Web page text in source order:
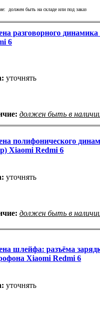
должен быть на складе или под заказ
разговорного
6
уточнять
должен быть в
полифонического
Xiaomi Redmi 6
уточнять
должен быть в
шлейфа: разъёма
Xiaomi Redmi 6
уточнять